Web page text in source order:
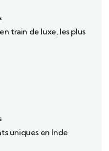
train de luxe, les plus
uniques en Inde